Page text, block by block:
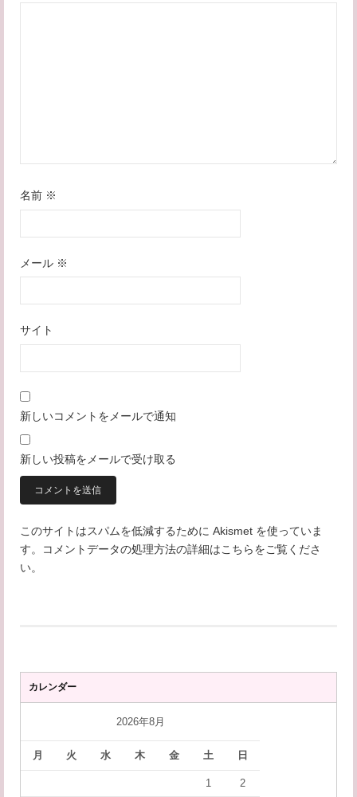
名前 ※
メール ※
サイト
新しいコメントをメールで通知
新しい投稿をメールで受け取る
このサイトはスパムを低減するために Akismet を使っていま
す。
コメントデータの処理方法の詳細はこちらをご覧くださ
い。
カレンダー
2026年8月
月 火 水 木 金 土 日
1 2